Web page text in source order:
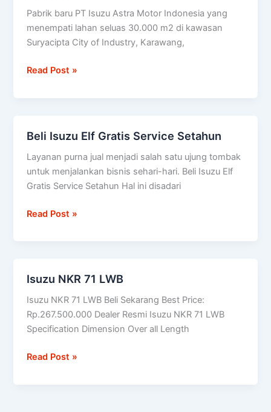
Pabrik baru PT Isuzu Astra Motor Indonesia yang
menempati lahan seluas 30.000 m2 di kawasan
Suryacipta City of Industry, Karawang,
Isuzu
hasilkan
unit
Read Post »
Beli Isuzu Elf Gratis Service Setahun
Layanan purna jual menjadi salah satu ujung tombak
untuk menjalankan bisnis sehari-hari. Beli Isuzu Elf
Gratis Service Setahun Hal ini disadari
Beli
Elf
Setahun
Read Post »
Isuzu NKR 71 LWB
Isuzu NKR 71 LWB Beli Sekarang Best Price:
Rp.267.500.000 Dealer Resmi Isuzu NKR 71 LWB
Specification Dimension Over all Length
Isuzu
LWB
Read Post »